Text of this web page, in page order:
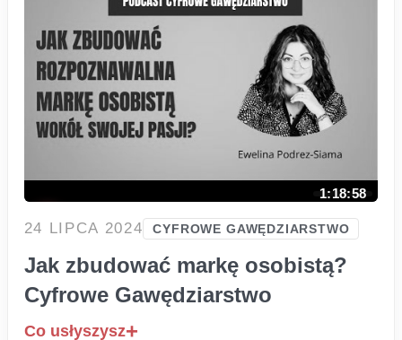
1:18:58
24 LIPCA 2024 CYFROWE GAWĘDZIARSTWO
Jak zbudować markę osobistą?
Cyfrowe Gawędziarstwo
Co usłyszysz